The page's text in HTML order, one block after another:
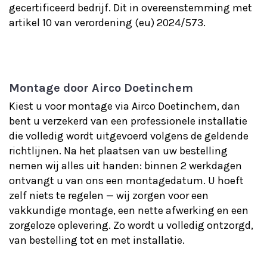
gecertificeerd bedrijf. Dit in overeenstemming met
artikel 10 van verordening (eu) 2024/573.
Montage door Airco Doetinchem
Kiest u voor montage via Airco Doetinchem, dan
bent u verzekerd van een professionele installatie
die volledig wordt uitgevoerd volgens de geldende
richtlijnen. Na het plaatsen van uw bestelling
nemen wij alles uit handen: binnen 2 werkdagen
ontvangt u van ons een montage­datum. U hoeft
zelf niets te regelen — wij zorgen voor een
vakkundige montage, een nette afwerking en een
zorgeloze oplevering. Zo wordt u volledig ontzorgd,
van bestelling tot en met installatie.